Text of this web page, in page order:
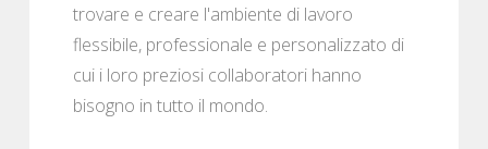
trovare e creare l'ambiente di lavoro
flessibile, professionale e personalizzato di
cui i loro preziosi collaboratori hanno
bisogno in tutto il mondo.